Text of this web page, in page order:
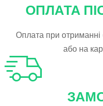
ОПЛАТА
Оплата при
або на